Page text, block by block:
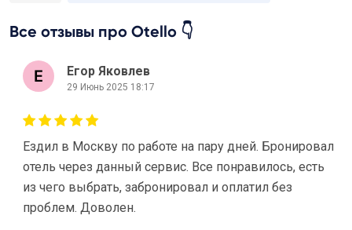
Все отзывы про Otello 👇
Егор Яковлев
29 Июнь 2025 18:17
Ездил в Москву по работе на пару дней. Бронировал
отель через данный сервис. Все понравилось, есть
из чего выбрать, забронировал и оплатил без
проблем. Доволен.